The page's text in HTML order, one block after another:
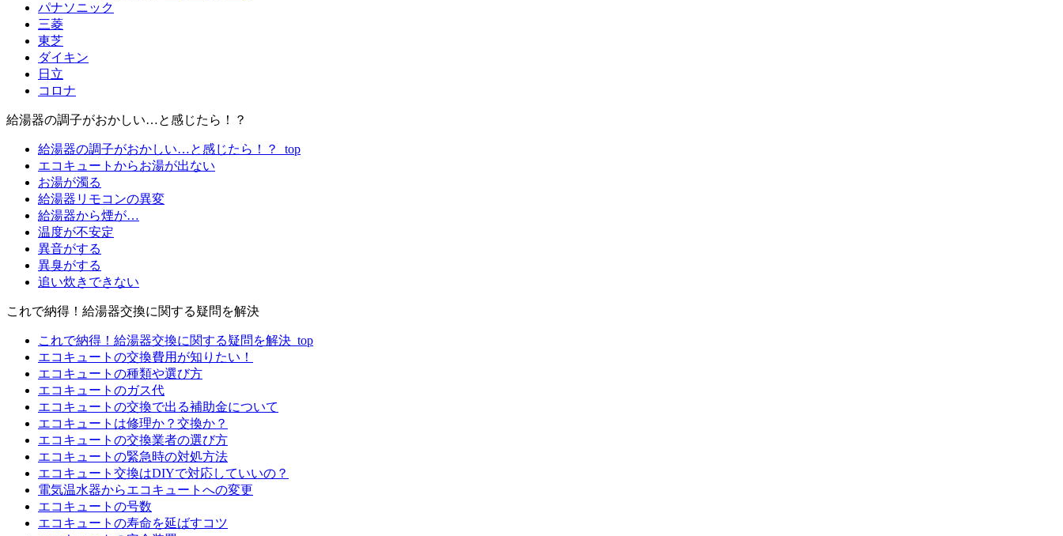
パナソニック
三菱
東芝
ダイキン
日立
コロナ
給湯器の調子がおかしい…と感じたら！？
給湯器の調子がおかしい…と感じたら！？_top
エコキュートからお湯が出ない
お湯が濁る
給湯器リモコンの異変
給湯器から煙が…
温度が不安定
異音がする
異臭がする
追い炊きできない
これで納得！給湯器交換に関する疑問を解決
これで納得！給湯器交換に関する疑問を解決_top
エコキュートの交換費用が知りたい！
エコキュートの種類や選び方
エコキュートのガス代
エコキュートの交換で出る補助金について
エコキュートは修理か？交換か？
エコキュートの交換業者の選び方
エコキュートの緊急時の対処方法
エコキュート交換はDIYで対応していいの？
電気温水器からエコキュートへの変更
エコキュートの号数
エコキュートの寿命を延ばすコツ